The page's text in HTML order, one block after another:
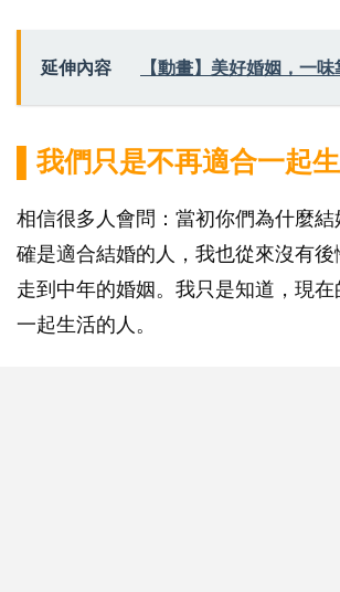
延伸內容 【動畫】美好婚姻，一味
▌我們只是不再適合一起
相信很多人會問：當初你們為什麼
確是適合結婚的人，我也從來沒有
走到中年的婚姻。我只是知道，現
一起生活的人。